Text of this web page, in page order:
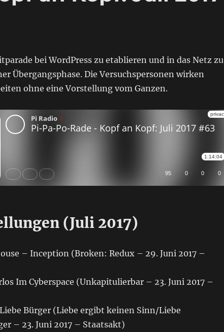
bei WordPress zu etablieren und in das Netz zu
Übergangsphase. Die Versuchspersonen wirken
ohne eine Vorstellung vom Ganzen.
(Juli 2017)
– Inception (Broken: Redux – 29. Juni 2017 –
Im Cyberspace (Unkapitulierbar – 23. Juni 2017 –
Bürger (Liebe ergibt keinen Sinn/Liebe
– 23. Juni 2017 – Staatsakt)